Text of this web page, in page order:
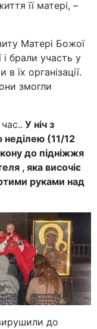
її матері, –
Матері Божої
і брали участь у
їх організації.
змогли
. У ніч з
неділею (11/12
до підніжжя
, яка височіє
руками над
до